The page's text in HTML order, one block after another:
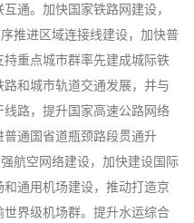
通。加快国家铁路网建设，
推进区域连接线建设，加快普
重点城市群率先建成城际铁
和城市轨道交通发展，并与
路，提升国家高速公路网络
通国省道瓶颈路段贯通升
航空网络建设，加快建设国际
通用机场建设，推动打造京
界级机场群。提升水运综合